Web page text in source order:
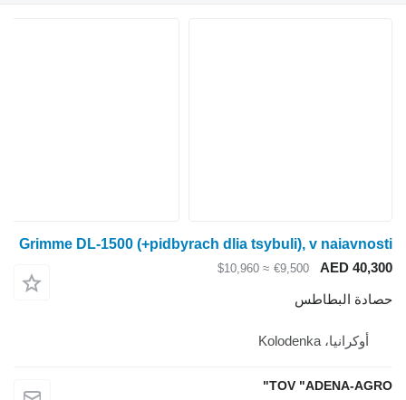
Grimme DL-1500 (+pidbyrach dlia tsybuli), v naiavnosti
AED 40,300
€9,500
≈ $10,960
حصادة البطاطس
أوكرانيا، Kolodenka
TOV "ADENA-AGRO"